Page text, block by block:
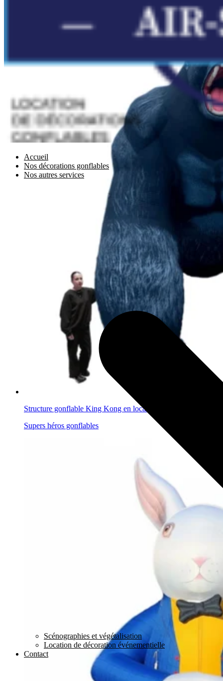
Structure gonflable King Kong en location
Supers héros gonflables
Accueil
Nos décorations gonflables
Nos autres services
Scénographies et végétalisation
Location de décoration événementielle
Contact